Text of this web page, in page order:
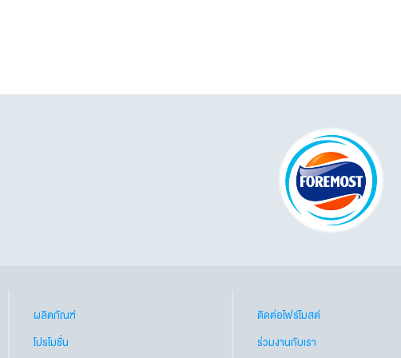
ผลิตภัณฑ์
โปรโมชั่น
ติดต่อโฟร์โมสต์
ร่วมงานกับเรา